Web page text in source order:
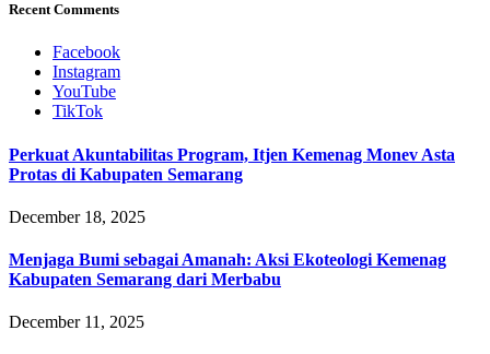
Recent Comments
Facebook
Instagram
YouTube
TikTok
Perkuat Akuntabilitas Program, Itjen Kemenag Monev Asta
Protas di Kabupaten Semarang
December 18, 2025
Menjaga Bumi sebagai Amanah: Aksi Ekoteologi Kemenag
Kabupaten Semarang dari Merbabu
December 11, 2025